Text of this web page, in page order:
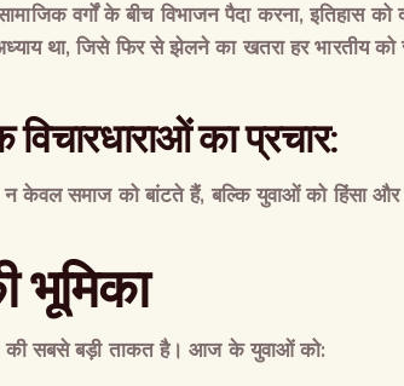
वर्गों के बीच विभाजन पैदा करना,इतिहास को
था,जिसे फिर से झेलने का खतरा हर भारतीय को
विचारधाराओंकाप्रचार:
न केवल समाज को बांटते हैं,बल्कि युवाओं को हिंसा और
भूमिका
की सबसे बड़ी ताकत है। आज के युवाओं को: